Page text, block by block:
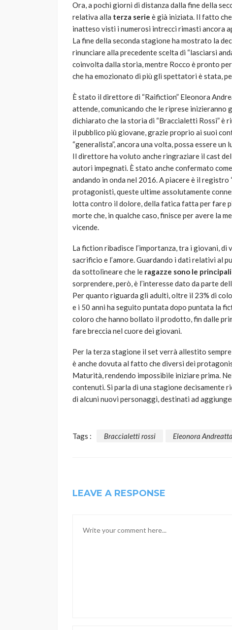
Ora, a pochi giorni di distanza dalla fine della
relativa alla terza serie è già iniziata. Il fatto
inatteso visti i numerosi intrecci rimasti ancora
La fine della seconda stagione ha mostrato la
rinunciare alla precedente scelta di “lasciarsi
coinvolta dalla storia, mentre Rocco è pronto
che ha emozionato di più gli spettatori è stata,
È stato il direttore di “Raifiction” Eleonora
attende, comunicando che le riprese inizieranno
dichiarato che la storia di “Braccialetti Rossi” è
il pubblico più giovane, grazie proprio ai suoi
“generalista”, ancora una volta, possa essere
Il direttore ha voluto anche ringraziare il cast
autori impegnati. È stato anche confermato
andando in onda nel 2016. A piacere è il
protagonisti, queste ultime assolutamente
lotta contro il dolore, della fatica fatta per fare
morte che, in qualche caso, finisce per avere la
vicende.
La fiction ribadisce l’importanza, tra i giovani, di
sacrificio e l’amore. Guardando i dati relativi al
da sottolineare che le ragazze sono le
sorprendere, però, è l’interesse dato da parte
Per quanto riguarda gli adulti, oltre il 23% di
e i 50 anni ha seguito puntata dopo puntata la
coloro che hanno bollato il prodotto, fin dalle
fare breccia nel cuore dei giovani.
Per la terza stagione il set verrà allestito
è anche dovuta al fatto che diversi dei
Maturità, rendendo impossibile iniziare prima.
contenuti. Si parla di una stagione decisamente
di alcuni nuovi personaggi, destinati ad
Tags : Braccialetti rossi Eleonora Andreatta
LEAVE A RESPONSE